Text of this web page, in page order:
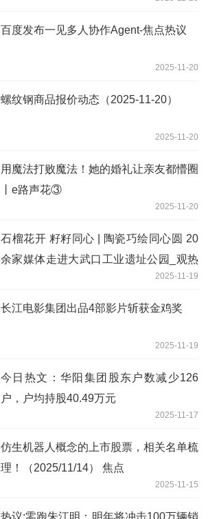
百度发布一见多人协作Agent-焦点热议
2025-11-20
螺纹钢商品报价动态（2025-11-20）
2025-11-20
用魔法打败魔法！她的婚礼让亲友都懵圈
丨e路声花③
2025-11-20
石榴花开 籽籽同心 | 陶瓷巧绘同心圆 20
余家媒体走进大武口工业遗址公园_观热
2025-11-19
长江电影集团出品4部影片斩获金鸡奖
2025-11-19
今日热文：华阳集团股东户数减少126
户，户均持股40.49万元
2025-11-17
仿生机器人概念的上市股票，相关名单梳
理！（2025/11/14） 焦点
2025-11-15
热议:零跑朱江明：明年将冲击100万辆销